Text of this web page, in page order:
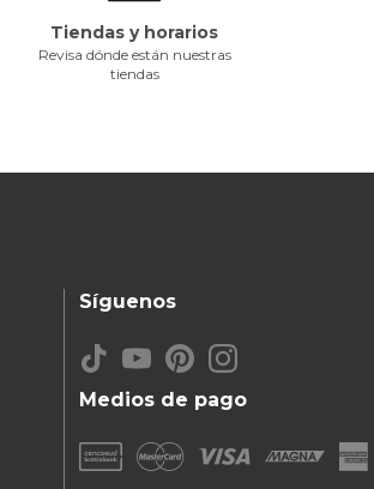
Tiendas y horarios
Revisa dónde están nuestras
tiendas
Medios de pago
Síguenos